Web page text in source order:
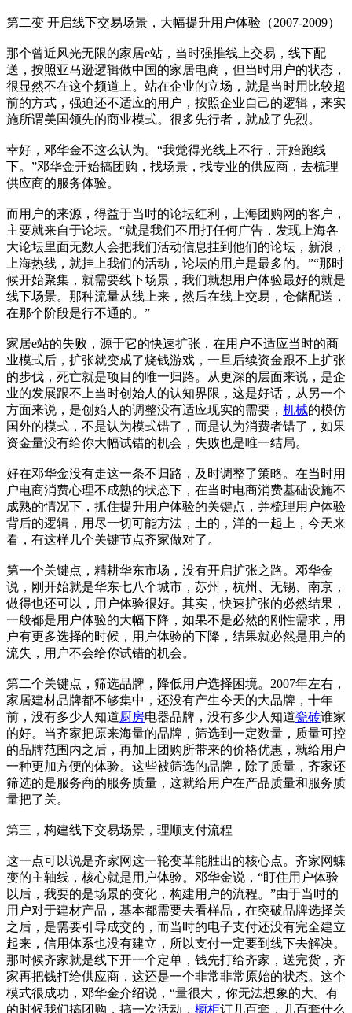
第二变 开启线下交易场景，大幅提升用户体验（2007-2009）
那个曾近风光无限的家居e站，当时强推线上交易，线下配
送，按照亚马逊逻辑做中国的家居电商，但当时用户的状态，
很显然不在这个频道上。站在企业的立场，就是当时用比较超
前的方式，强迫还不适应的用户，按照企业自己的逻辑，来实
施所谓美国领先的商业模式。很多先行者，就成了先烈。
幸好，邓华金不这么认为。“我觉得光线上不行，开始跑线
下。”邓华金开始搞团购，找场景，找专业的供应商，去梳理
供应商的服务体验。
而用户的来源，得益于当时的论坛红利，上海团购网的客户，
主要就来自于论坛。“就是我们不用打任何广告，发现上海各
大论坛里面无数人会把我们活动信息挂到他们的论坛，新浪，
上海热线，就挂上我们的活动，论坛的用户是最多的。”“那时
候开始聚集，就需要线下场景，我们就想用户体验最好的就是
线下场景。那种流量从线上来，然后在线上交易，仓储配送，
在那个阶段是行不通的。”
家居e站的失败，源于它的快速扩张，在用户不适应当时的商
业模式后，扩张就变成了烧钱游戏，一旦后续资金跟不上扩张
的步伐，死亡就是项目的唯一归路。从更深的层面来说，是企
业的发展跟不上当时创始人的认知界限，这是好话，从另一个
方面来说，是创始人的调整没有适应现实的需要， 机械的模仿
国外的模式，不是认为模式错了，而是认为消费者错了，如果
资金量没有给你大幅试错的机会，失败也是唯一结局。
好在邓华金没有走这一条不归路，及时调整了策略。在当时用
户电商消费心理不成熟的状态下，在当时电商消费基础设施不
成熟的情况下，抓住提升用户体验的关键点，并梳理用户体验
背后的逻辑，用尽一切可能方法，土的，洋的一起上，今天来
看，有这样几个关键节点齐家做对了。
第一个关键点，精耕华东市场，没有开启扩张之路。邓华金
说，刚开始就是华东七八个城市，苏州，杭州、无锡、南京，
做得也还可以，用户体验很好。其实，快速扩张的必然结果，
一般都是用户体验的大幅下降，如果不是必然的刚性需求，用
户有更多选择的时候，用户体验的下降，结果就必然是用户的
流失，用户不会给你试错的机会。
第二个关键点，筛选品牌，降低用户选择困境。2007年左右，
家居建材品牌都不够集中，还没有产生今天的大品牌，十年
前，没有多少人知道厨房电器品牌，没有多少人知道瓷砖谁家
的好。当齐家把原来海量的品牌，筛选到一定数量，质量可控
的品牌范围内之后，再加上团购所带来的价格优惠，就给用户
一种更加方便的体验。这些被筛选的品牌，除了质量，齐家还
筛选的是服务商的服务质量，这就给用户在产品质量和服务质
量把了关。
第三，构建线下交易场景，理顺支付流程
这一点可以说是齐家网这一轮变革能胜出的核心点。齐家网蝶
变的主轴线，核心就是用户体验。邓华金说，“盯住用户体验
以后，我要的是场景的变化，构建用户的流程。”由于当时的
用户对于建材产品，基本都需要去看样品，在突破品牌选择关
之后，是需要引导成交的，而当时的电子支付还没有完全建立
起来，信用体系也没有建立，所以支付一定要到线下去解决。
那时候齐家就是线下开一个定单，钱先打给齐家，送完货，齐
家再把钱打给供应商，这还是一个非常非常原始的状态。这个
模式很成功，邓华金介绍说，“量很大，你无法想象的大。有
的时候我们搞团购，搞一次活动， 橱柜订几百套，几百套什么